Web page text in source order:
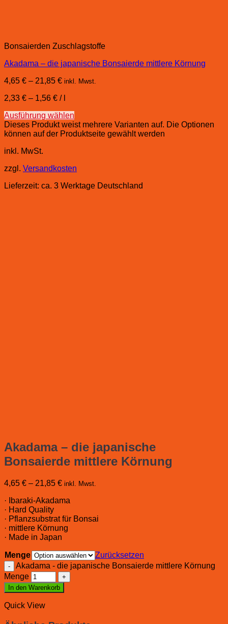
Bonsaierden Zuschlagstoffe
Akadama – die japanische Bonsaierde mittlere Körnung
4,65 € – 21,85 € inkl. Mwst.
2,33 € – 1,56 € /
Ausführung wählen
Dieses Produkt weist mehrere Varianten auf. Die Optionen
können auf der Produktseite gewählt werden
inkl. MwSt.
zzgl. Versandkosten
Lieferzeit: ca. 3 Werktage Deutschland
Akadama – die japanische
Bonsaierde mittlere Körnung
4,65 € – 21,85 € inkl. Mwst.
· Ibaraki-Akadama
· Hard Quality
· Pflanzsubstrat für Bonsai
· mittlere Körnung
· Made in Japan
Menge
Zurücksetzen
Akadama - die japanische Bonsaierde mittlere Körnung
Menge
In den Warenkorb
Quick View